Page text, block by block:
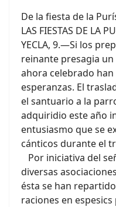
De la fiesta de la
LAS FIESTAS DE LA
YECLA, 9.—Si los
reinante presagia
ahora celebrado
esperanzas. El
el santuario a la
adquiridio este año
entusiasmo que se
cánticos durante el
Por iniciativa del
diversas
ésta se han
raciones en